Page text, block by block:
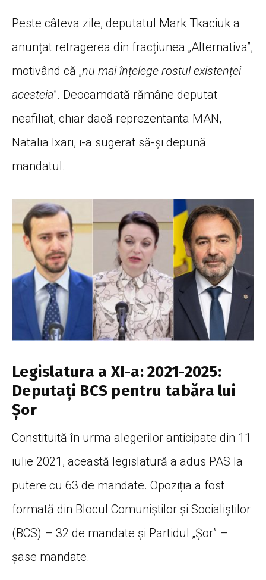
Peste câteva zile, deputatul Mark Tkaciuk a
anunțat retragerea din fracțiunea „Alternativa”,
motivând că „nu mai înțelege rostul existenței
acesteia”. Deocamdată rămâne deputat
neafiliat, chiar dacă reprezentanta MAN,
Natalia Ixari, i-a sugerat să-și depună
mandatul.
Legislatura a XI-a: 2021-2025:
Deputați BCS pentru tabăra lui
Șor
Constituită în urma alegerilor anticipate din 11
iulie 2021, această legislatură a adus PAS la
putere cu 63 de mandate. Opoziția a fost
formată din Blocul Comuniștilor și Socialiștilor
(BCS) – 32 de mandate și Partidul „Șor” –
șase mandate.